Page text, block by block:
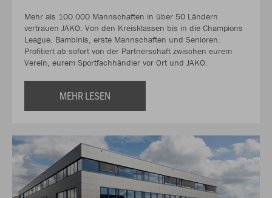
Mehr als 100.000 Mannschaften in über 50 Ländern
vertrauen JAKO. Von den Kreisklassen bis in die Champions
League. Bambinis, erste Mannschaften und Senioren.
Profitiert ab sofort von der Partnerschaft zwischen eurem
Verein, eurem Sportfachhändler vor Ort und JAKO.
MEHR LESEN